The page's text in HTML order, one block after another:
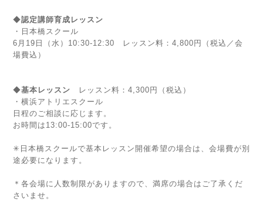
◆認定講師育成レッスン
・日本橋スクール
6月19日（水）10:30-12:30 レッスン料：4,800円（税込／会
場費込）
◆基本レッスン
レッスン料：4,300円（税込）
・横浜アトリエスクール
日程のご相談に応じます。
お時間は13:00-15:00です。
✳︎日本橋スクールで基本レッスン開催希望の場合は、会場費が別
途必要になります。
＊各会場に人数制限がありますので、満席の場合はご了承くだ
さいませ。